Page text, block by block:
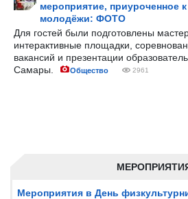
Мероприятия в День
мероприятие, приуроченное
молодёжи: ФОТО
Для гостей были подготовлены
интерактивные площадки,
вакансий и презентации
Самары.
Общество 2961